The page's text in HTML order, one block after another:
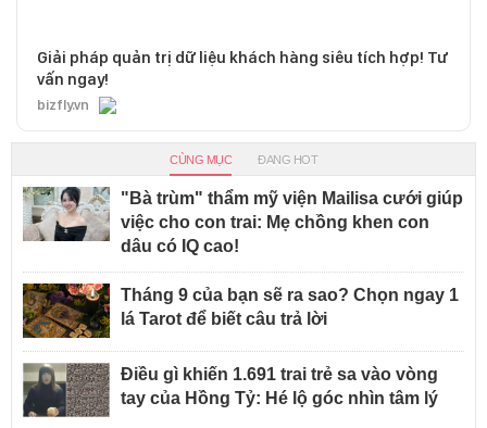
Giải pháp quản trị dữ liệu khách hàng siêu tích hợp! Tư
vấn ngay!
bizfly.vn
CÙNG MỤC ĐANG HOT
"Bà trùm" thẩm mỹ viện Mailisa cưới giúp
việc cho con trai: Mẹ chồng khen con
dâu có IQ cao!
Tháng 9 của bạn sẽ ra sao? Chọn ngay 1
lá Tarot để biết câu trả lời
Điều gì khiến 1.691 trai trẻ sa vào vòng
tay của Hồng Tỷ: Hé lộ góc nhìn tâm lý